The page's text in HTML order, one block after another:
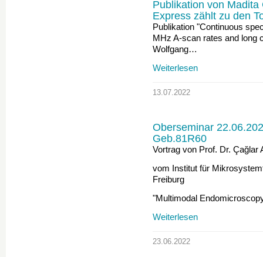
Publikation von
Express zählt zu den
Publikation "Continuous
MHz A-scan rates and long
Wolfgang…
Weiterlesen
13.07.2022
Oberseminar
Geb.81R60
Vortrag von Prof. Dr. Çağlar
vom Institut für
Freiburg
"Multimodal
Weiterlesen
23.06.2022